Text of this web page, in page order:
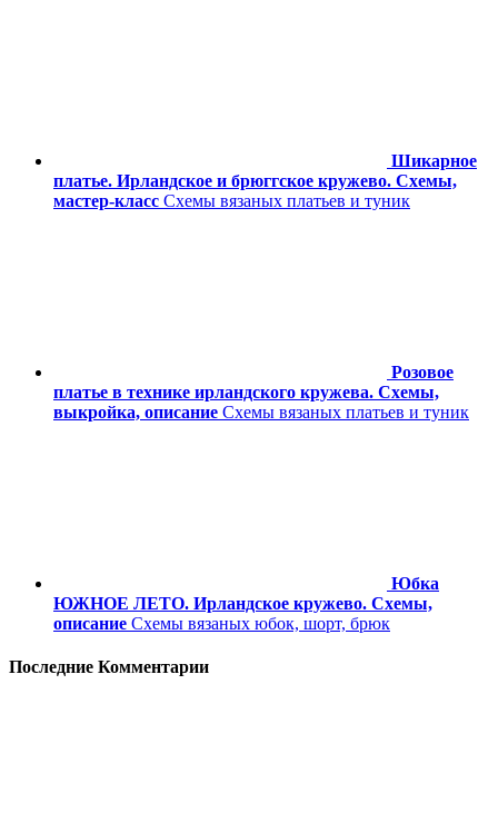
Шикарное
платье. Ирландское и брюггское кружево. Схемы,
мастер-класс Схемы вязаных платьев и туник
Розовое
платье в технике ирландского кружева. Схемы,
выкройка, описание Схемы вязаных платьев и туник
Юбка
ЮЖНОЕ ЛЕТО. Ирландское кружево. Схемы,
описание Схемы вязаных юбок, шорт, брюк
Последние Комментарии